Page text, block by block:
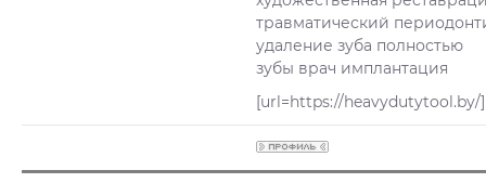
травматический
удаление зуба полностью
зубы врач имплантация
[url=https://heavydutytool.by/